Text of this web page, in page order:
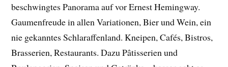
beschwingtes Panorama auf vor Ernest Hemingway.
Gaumenfreude in allen Variationen, Bier und Wein, ein
nie gekanntes Schlaraffenland. Kneipen, Cafés, Bistros,
Brasserien, Restaurants. Dazu Pâtisserien und